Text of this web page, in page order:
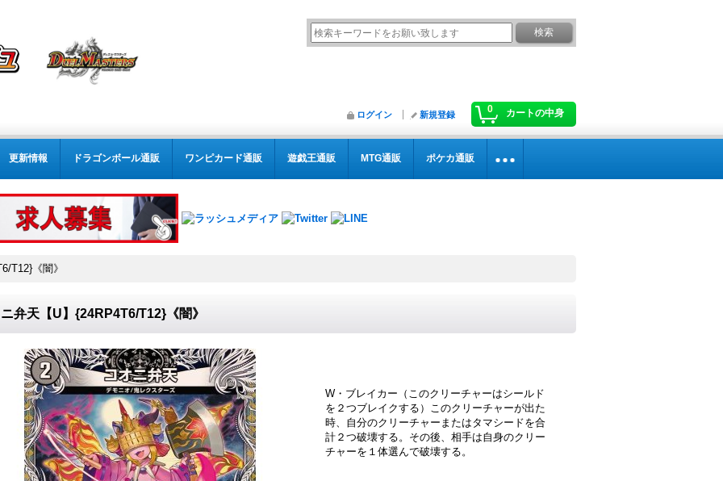
0 カートの中身
ログイン 新規登録
更新情報 ドラゴンボール通販 ワンピカード通販 遊戯王通販 MTG通販 ポケカ通販
T12}《闇》
弁天【U】{24RP4T6/T12}《闇》
W・ブレイカー（このクリーチャーはシールド
を２つブレイクする）このクリーチャーが出た
時、自分のクリーチャーまたはタマシードを合
計２つ破壊する。その後、相手は自身のクリー
チャーを１体選んで破壊する。